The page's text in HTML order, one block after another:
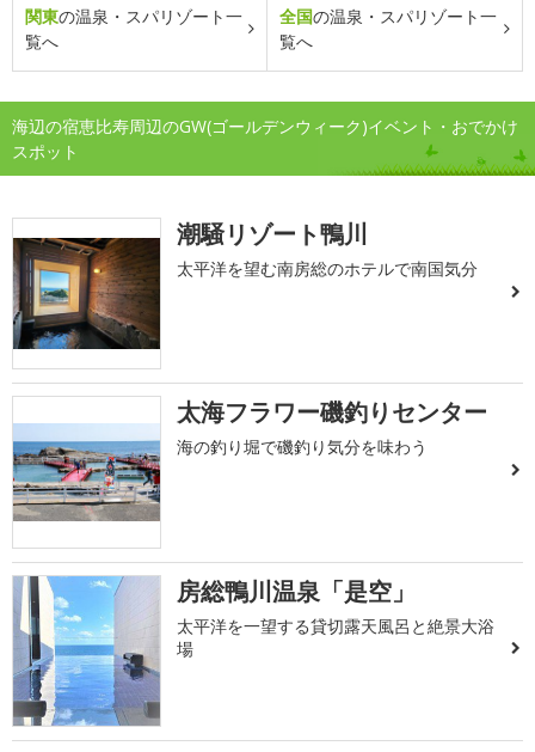
関東の温泉・スパリゾート一
覧へ
全国の温泉・スパリゾート一
覧へ
海辺の宿恵比寿周辺のGW(ゴールデンウィーク)イベント・おでかけ
スポット
潮騒リゾート鴨川
太平洋を望む南房総のホテルで南国気分
太海フラワー磯釣りセンター
海の釣り堀で磯釣り気分を味わう
房総鴨川温泉「是空」
太平洋を一望する貸切露天風呂と絶景大浴
場